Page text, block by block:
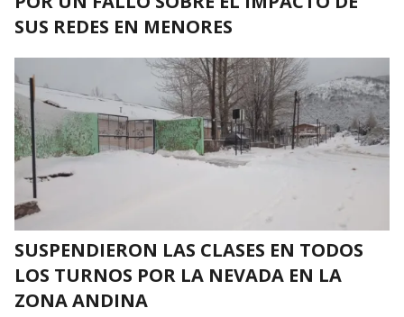
SUS REDES EN MENORES
SUSPENDIERON LAS CLASES EN TODOS
LOS TURNOS POR LA NEVADA EN LA
ZONA ANDINA